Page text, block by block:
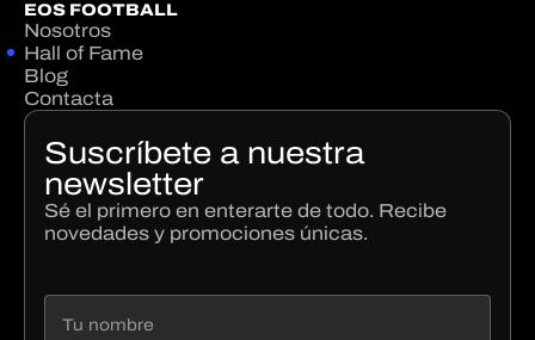
EOS FOOTBALL
Nosotros
Hall of Fame
Blog
Contacta
Suscríbete a nuestra
newsletter
Sé el primero en enterarte de todo. Recibe
novedades y promociones únicas.